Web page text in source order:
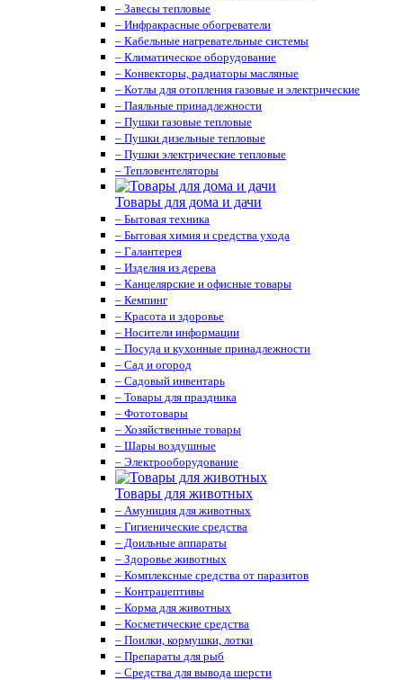
– Завесы тепловые
– Инфракрасные обогреватели
– Кабельные нагревательные системы
– Климатическое оборудование
– Конвекторы, радиаторы масляные
– Котлы для отопления газовые и электрические
– Паяльные принадлежности
– Пушки газовые тепловые
– Пушки дизельные тепловые
– Пушки электрические тепловые
– Тепловентеляторы
Товары для дома и дачи
– Бытовая техника
– Бытовая химия и средства ухода
– Галантерея
– Изделия из дерева
– Канцелярские и офисные товары
– Кемпинг
– Красота и здоровье
– Носители информации
– Посуда и кухонные принадлежности
– Сад и огород
– Садовый инвентарь
– Товары для праздника
– Фототовары
– Хозяйственные товары
– Шары воздушные
– Электрооборудование
Товары для животных
– Амуниция для животных
– Гигиенические средства
– Доильные аппараты
– Здоровье животных
– Комплексные средства от паразитов
– Контрацептивы
– Корма для животных
– Косметические средства
– Поилки, кормушки, лотки
– Препараты для рыб
– Средства для вывода шерсти